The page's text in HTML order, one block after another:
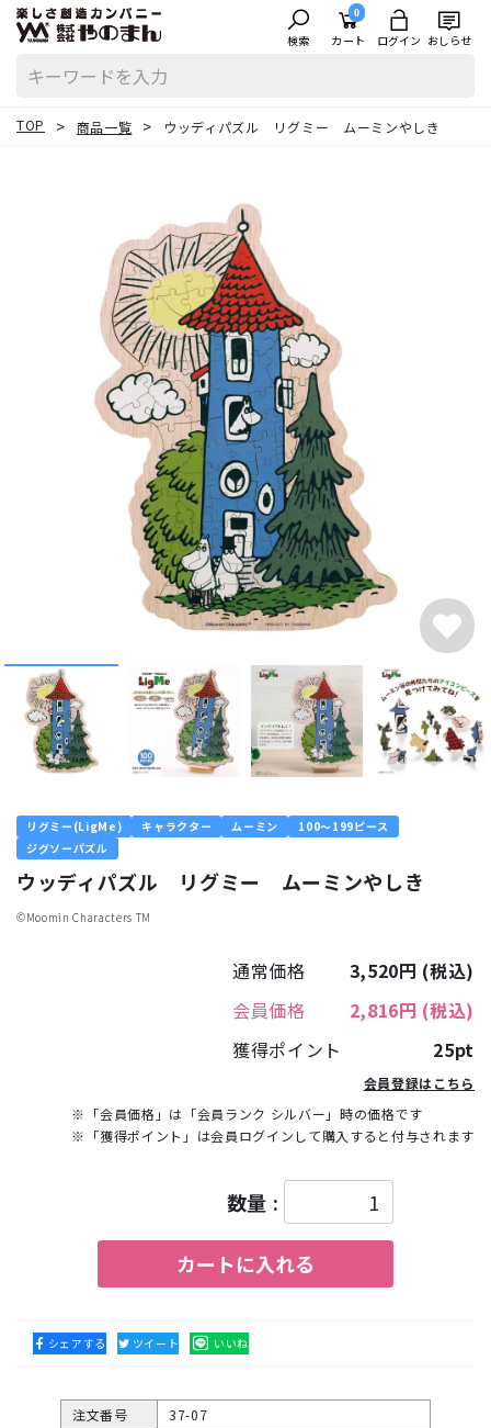
検索
0
カート ログイン おしらせ
TOP 商品一覧 ウッディパズル リグミー ムーミンやしき
リグミー(LigMe) キャラクター ムーミン
100～199ピース
ジグソーパズル
ウッディパズル リグミー ムーミンやしき
©︎Moomin Characters TM
通常価格 3,520円 (税込)
会員価格
2,816円 (税込)
獲得ポイント
25pt
会員登録はこちら
※「会員価格」は「会員ランク シルバー」時の価格です
※「獲得ポイント」は会員ログインして購入すると付与されます
数量 :
カートに入れる
シェアする ツイート いいね
注文番号
37-07